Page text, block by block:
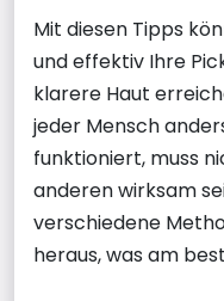
Mit diesen Tipps
und effektiv Ihre
klarere Haut
jeder Mensch
funktioniert, muss
anderen wirksam
verschiedene
heraus, was am